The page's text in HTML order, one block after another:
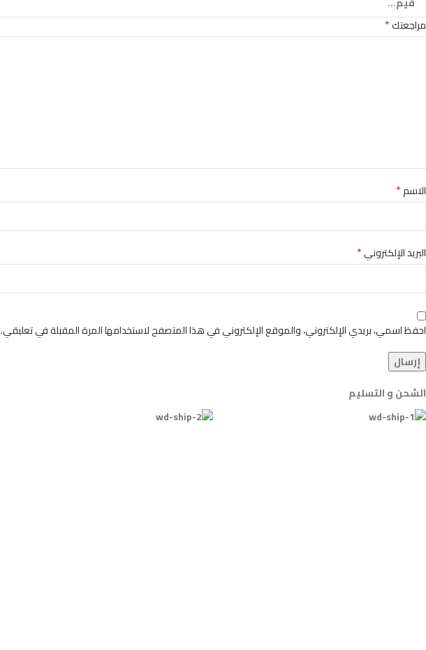
مراجعتك*
الاسم*
البريد الإلكتروني*
احفظ اسمي، بريدي الإلكتروني، والموقع الإلكتروني في هذا المتصفح لاستخدامها المرة المقبلة في تعليقي.
الشحن و التسليم